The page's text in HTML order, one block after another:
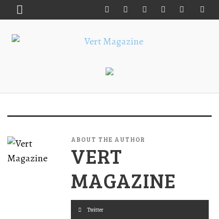
ABOUT THE AUTHOR
VERT
MAGAZINE
Twitter